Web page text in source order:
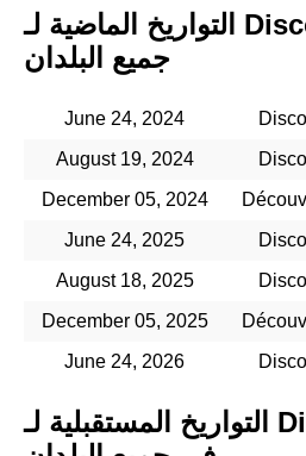
التواريخ الماضية لـ Discovery Day في
جميع البلدان
June 24, 2024
August 19, 2024
December 05, 2024
June 24, 2025
August 18, 2025
December 05, 2025
June 24, 2026
التواريخ المستقبلية لـ Discovery Day